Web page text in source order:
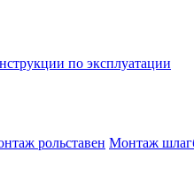
по эксплуатации
рольставен Монтаж